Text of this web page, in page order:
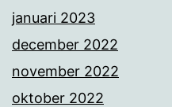
januari 2023
december 2022
november 2022
oktober 2022